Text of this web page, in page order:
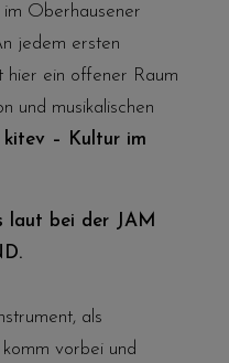
Oberhausener
jedem ersten
hier ein offener Raum
und musikalischen
kitev – Kultur im
laut bei der JAM
als
vorbei und